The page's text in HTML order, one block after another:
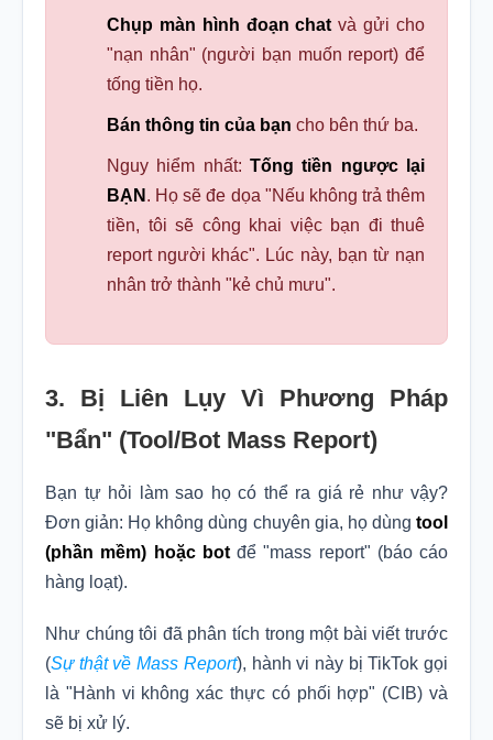
Chụp màn hình đoạn chat và gửi cho
"nạn nhân" (người bạn muốn report) để
tống tiền họ.
Bán thông tin của bạn cho bên thứ ba.
Nguy hiểm nhất: Tống tiền ngược lại
BẠN . Họ sẽ đe dọa "Nếu không trả thêm
tiền, tôi sẽ công khai việc bạn đi thuê
report người khác". Lúc này, bạn từ nạn
nhân trở thành "kẻ chủ mưu".
3. Bị Liên Lụy Vì Phương Pháp
"Bẩn" (Tool/Bot Mass Report)
Bạn tự hỏi làm sao họ có thể ra giá rẻ như vậy?
Đơn giản: Họ không dùng chuyên gia, họ dùng tool
(phần mềm) hoặc botđể "mass report" (báo cáo
hàng loạt).
Như chúng tôi đã phân tích trong một bài viết trước
(Sự thật về Mass Report), hành vi này bị TikTok gọi
là "Hành vi không xác thực có phối hợp" (CIB) và
sẽ bị xử lý.